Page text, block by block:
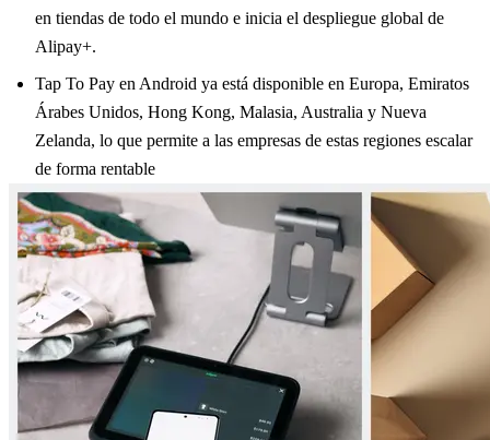
en tiendas de todo el mundo e inicia el despliegue global de
Alipay+.
Tap To Pay en Android ya está disponible en Europa, Emiratos
Árabes Unidos, Hong Kong, Malasia, Australia y Nueva
Zelanda, lo que permite a las empresas de estas regiones escalar
de forma rentable